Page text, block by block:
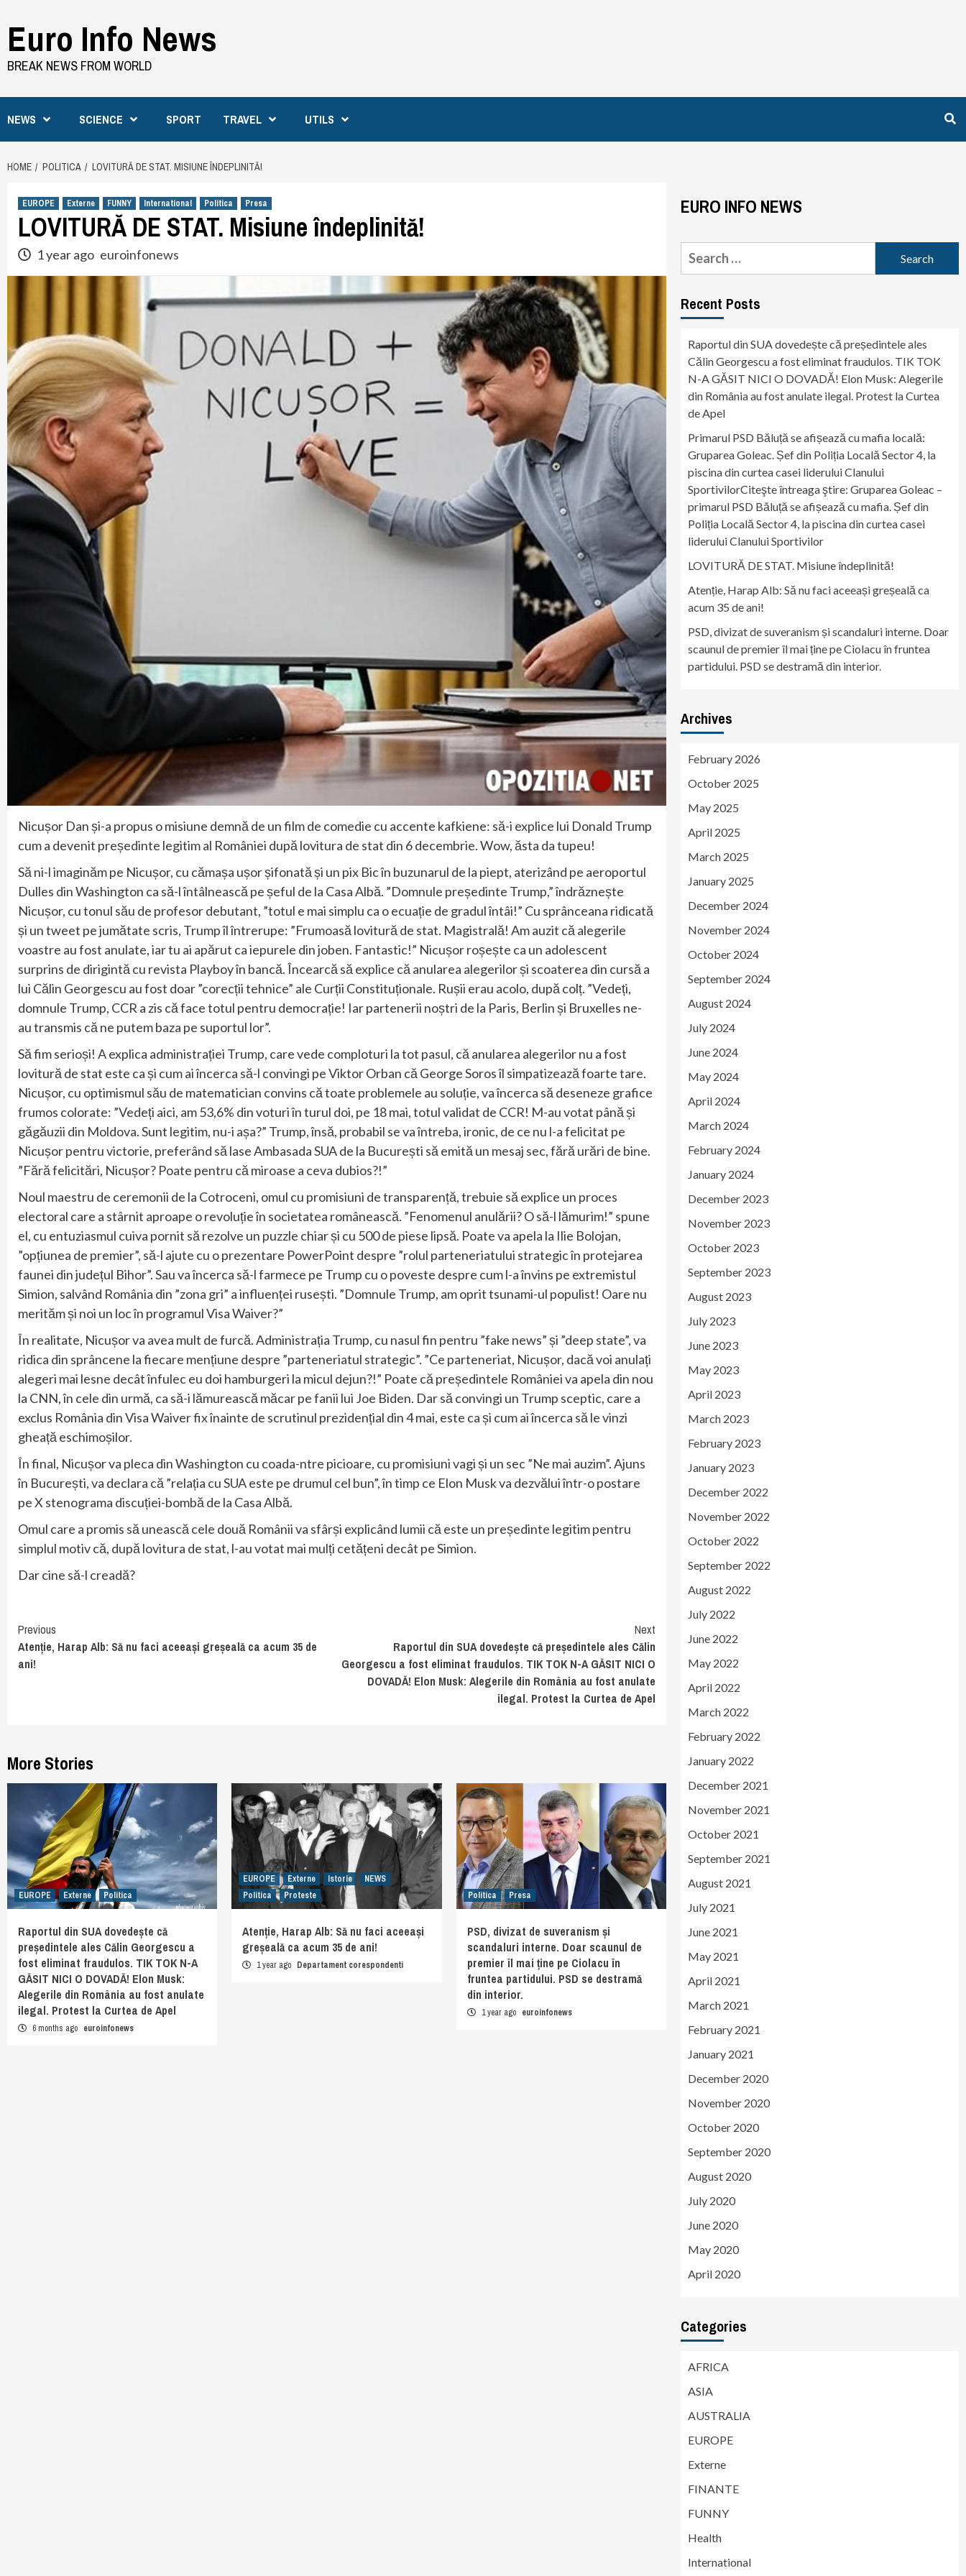
to
content
Euro Info News
BREAK NEWS FROM WORLD
NEWS SCIENCE SPORT TRAVEL UTILS
HOME POLITICA LOVITURĂ DE STAT. MISIUNE ÎNDEPLINITĂ!
EUROPE Externe FUNNY International Politica Presa
LOVITURĂ DE STAT. Misiune îndeplinită!
1 year ago euroinfonews
Nicușor Dan și-a propus o misiune demnă de un film de comedie cu accente kafkiene: să-i explice lui Donald Trump
cum a devenit președinte legitim al României după lovitura de stat din 6 decembrie. Wow, ăsta da tupeu!
Să ni-l imaginăm pe Nicușor, cu cămașa ușor șifonată și un pix Bic în buzunarul de la piept, aterizând pe aeroportul
Dulles din Washington ca să-l întâlnească pe șeful de la Casa Albă. ”Domnule președinte Trump,” îndrăznește
Nicușor, cu tonul său de profesor debutant, ”totul e mai simplu ca o ecuație de gradul întâi!” Cu sprânceana ridicată
și un tweet pe jumătate scris, Trump îl întrerupe: ”Frumoasă lovitură de stat. Magistrală! Am auzit că alegerile
voastre au fost anulate, iar tu ai apărut ca iepurele din joben. Fantastic!” Nicușor roșește ca un adolescent
surprins de dirigintă cu revista Playboy în bancă. Încearcă să explice că anularea alegerilor și scoaterea din cursă a
lui Călin Georgescu au fost doar ”corecții tehnice” ale Curții Constituționale. Rușii erau acolo, după colț. ”Vedeți,
domnule Trump, CCR a zis că face totul pentru democrație! Iar partenerii noștri de la Paris, Berlin și Bruxelles ne-
au transmis că ne putem baza pe suportul lor”.
Să fim serioși! A explica administrației Trump, care vede comploturi la tot pasul, că anularea alegerilor nu a fost
lovitură de stat este ca și cum ai încerca să-l convingi pe Viktor Orban că George Soros îl simpatizează foarte tare.
Nicușor, cu optimismul său de matematician convins că toate problemele au soluție, va încerca să deseneze grafice
frumos colorate: ”Vedeți aici, am 53,6% din voturi în turul doi, pe 18 mai, totul validat de CCR! M-au votat până și
găgăuzii din Moldova. Sunt legitim, nu-i așa?” Trump, însă, probabil se va întreba, ironic, de ce nu l-a felicitat pe
Nicușor pentru victorie, preferând să lase Ambasada SUA de la București să emită un mesaj sec, fără urări de bine.
”Fără felicitări, Nicușor? Poate pentru că miroase a ceva dubios?!”
Noul maestru de ceremonii de la Cotroceni, omul cu promisiuni de transparență, trebuie să explice un proces
electoral care a stârnit aproape o revoluție în societatea românească. ”Fenomenul anulării? O să-l lămurim!” spune
el, cu entuziasmul cuiva pornit să rezolve un puzzle chiar și cu 500 de piese lipsă. Poate va apela la Ilie Bolojan,
”opțiunea de premier”, să-l ajute cu o prezentare PowerPoint despre ”rolul parteneriatului strategic în protejarea
faunei din județul Bihor”. Sau va încerca să-l farmece pe Trump cu o poveste despre cum l-a învins pe extremistul
Simion, salvând România din ”zona gri” a influenței rusești. ”Domnule Trump, am oprit tsunami-ul populist! Oare nu
merităm și noi un loc în programul Visa Waiver?”
În realitate, Nicușor va avea mult de furcă. Administrația Trump, cu nasul fin pentru ”fake news” și ”deep state”, va
ridica din sprâncene la fiecare mențiune despre ”parteneriatul strategic”. ”Ce parteneriat, Nicușor, dacă voi anulați
alegeri mai lesne decât înfulec eu doi hamburgeri la micul dejun?!” Poate că președintele României va apela din nou
la CNN, în cele din urmă, ca să-i lămurească măcar pe fanii lui Joe Biden. Dar să convingi un Trump sceptic, care a
exclus România din Visa Waiver fix înainte de scrutinul prezidențial din 4 mai, este ca și cum ai încerca să le vinzi
gheață eschimoșilor.
În final, Nicușor va pleca din Washington cu coada-ntre picioare, cu promisiuni vagi și un sec ”Ne mai auzim”. Ajuns
în București, va declara că ”relația cu SUA este pe drumul cel bun”, în timp ce Elon Musk va dezvălui într-o postare
pe X stenograma discuției-bombă de la Casa Albă.
Omul care a promis să unească cele două Românii va sfârși explicând lumii că este un președinte legitim pentru
simplul motiv că, după lovitura de stat, l-au votat mai mulți cetățeni decât pe Simion.
Dar cine să-l creadă?
Continue
Reading
Previous
Atenție, Harap Alb: Să nu faci aceeași greșeală ca acum 35 de
ani!
Next
Raportul din SUA dovedește că președintele ales Călin
Georgescu a fost eliminat fraudulos. TIK TOK N-A GĂSIT NICI O
DOVADĂ! Elon Musk: Alegerile din România au fost anulate
ilegal. Protest la Curtea de Apel
More Stories
EUROPE Externe Politica
Raportul din SUA dovedește că
președintele ales Călin Georgescu a
fost eliminat fraudulos. TIK TOK N-A
GĂSIT NICI O DOVADĂ! Elon Musk:
Alegerile din România au fost anulate
ilegal. Protest la Curtea de Apel
6 months ago euroinfonews
EUROPE Externe Istorie
NEWS
Politica
Proteste
Atenție, Harap Alb: Să nu faci aceeași
greșeală ca acum 35 de ani!
1 year ago Departament corespondenti
Politica Presa
PSD, divizat de suveranism și
scandaluri interne. Doar scaunul de
premier îl mai ține pe Ciolacu în
fruntea partidului. PSD se destramă
din interior.
1 year ago euroinfonews
EURO INFO NEWS
Search
for:
Recent Posts
Raportul din SUA dovedește că președintele ales
Călin Georgescu a fost eliminat fraudulos. TIK TOK
N-A GĂSIT NICI O DOVADĂ! Elon Musk: Alegerile
din România au fost anulate ilegal. Protest la Curtea
de Apel
Primarul PSD Băluță se afișează cu mafia locală:
Gruparea Goleac. Șef din Poliția Locală Sector 4, la
piscina din curtea casei liderului Clanului
SportivilorCiteşte întreaga ştire: Gruparea Goleac –
primarul PSD Băluță se afișează cu mafia. Șef din
Poliția Locală Sector 4, la piscina din curtea casei
liderului Clanului Sportivilor
LOVITURĂ DE STAT. Misiune îndeplinită!
Atenție, Harap Alb: Să nu faci aceeași greșeală ca
acum 35 de ani!
PSD, divizat de suveranism și scandaluri interne. Doar
scaunul de premier îl mai ține pe Ciolacu în fruntea
partidului. PSD se destramă din interior.
Archives
February 2026
October 2025
May 2025
April 2025
March 2025
January 2025
December 2024
November 2024
October 2024
September 2024
August 2024
July 2024
June 2024
May 2024
April 2024
March 2024
February 2024
January 2024
December 2023
November 2023
October 2023
September 2023
August 2023
July 2023
June 2023
May 2023
April 2023
March 2023
February 2023
January 2023
December 2022
November 2022
October 2022
September 2022
August 2022
July 2022
June 2022
May 2022
April 2022
March 2022
February 2022
January 2022
December 2021
November 2021
October 2021
September 2021
August 2021
July 2021
June 2021
May 2021
April 2021
March 2021
February 2021
January 2021
December 2020
November 2020
October 2020
September 2020
August 2020
July 2020
June 2020
May 2020
April 2020
Categories
AFRICA
ASIA
AUSTRALIA
EUROPE
Externe
FINANTE
FUNNY
Health
International